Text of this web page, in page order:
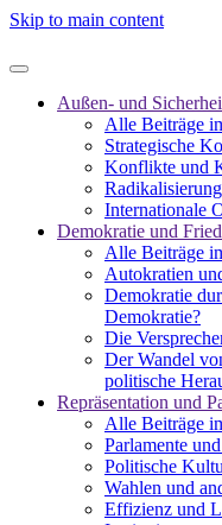
Skip to main content
Außen- und
Alle Beiträge
Strategische
Konflikte und
Internationale
Demokratie und
Alle Beiträge
Autokratien
Demokratie
Demokratie?
Die
Der Wandel
politische
Repräsentation und
Alle Beiträge
Parlamente
Politische
Wahlen und
Effizienz und